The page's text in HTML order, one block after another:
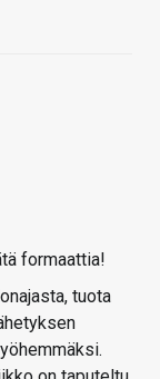
formaattia!
tuota